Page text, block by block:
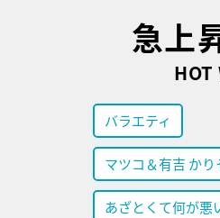
急上
HOT
バラエティ
マツコ＆有吉 かり
あざとくて何が悪